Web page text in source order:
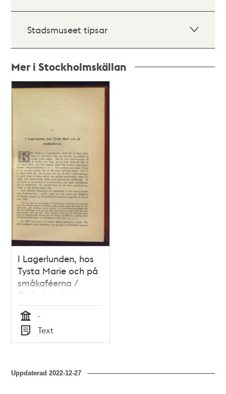
Stadsmuseet tipsar
Mer i Stockholmskällan
Relaterade
I Lagerlunden, hos
Tysta Marie och på
småkaféerna /
Claës Lundin
Tid
-
Typ
Text
Uppdaterad2022-12-27